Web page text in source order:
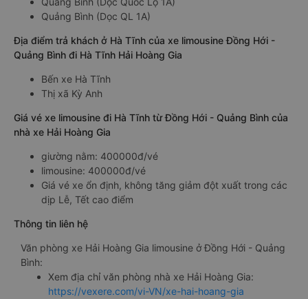
Quảng Bình (Dọc QL 1A)
Địa điểm trả khách ở Hà Tĩnh của xe limousine Đồng Hới -
Quảng Bình đi Hà Tĩnh Hải Hoàng Gia
Bến xe Hà Tĩnh
Thị xã Kỳ Anh
Giá vé xe limousine đi Hà Tĩnh từ Đồng Hới - Quảng Bình của
nhà xe Hải Hoàng Gia
giường nằm: 400000đ/vé
limousine: 400000đ/vé
Giá vé xe ổn định, không tăng giảm đột xuất trong các
dịp Lễ, Tết cao điểm
Thông tin liên hệ
Văn phòng xe Hải Hoàng Gia limousine ở Đồng Hới - Quảng
Bình:
Xem địa chỉ văn phòng nhà xe Hải Hoàng Gia:
https://vexere.com/vi-VN/xe-hai-hoang-gia